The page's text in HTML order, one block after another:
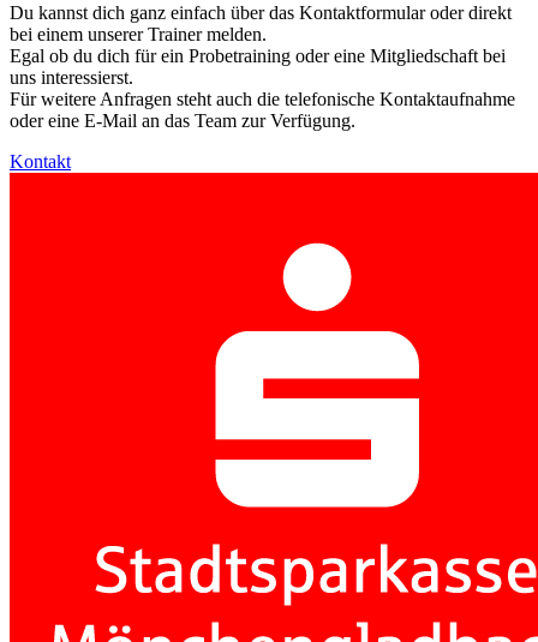
Du kannst dich ganz einfach über das Kontaktformular oder direkt
bei einem unserer Trainer melden.
Egal ob du dich für ein Probetraining oder eine Mitgliedschaft bei
uns interessierst.
Für weitere Anfragen steht auch die telefonische Kontaktaufnahme
oder eine E-Mail an das Team zur Verfügung.
Kontakt